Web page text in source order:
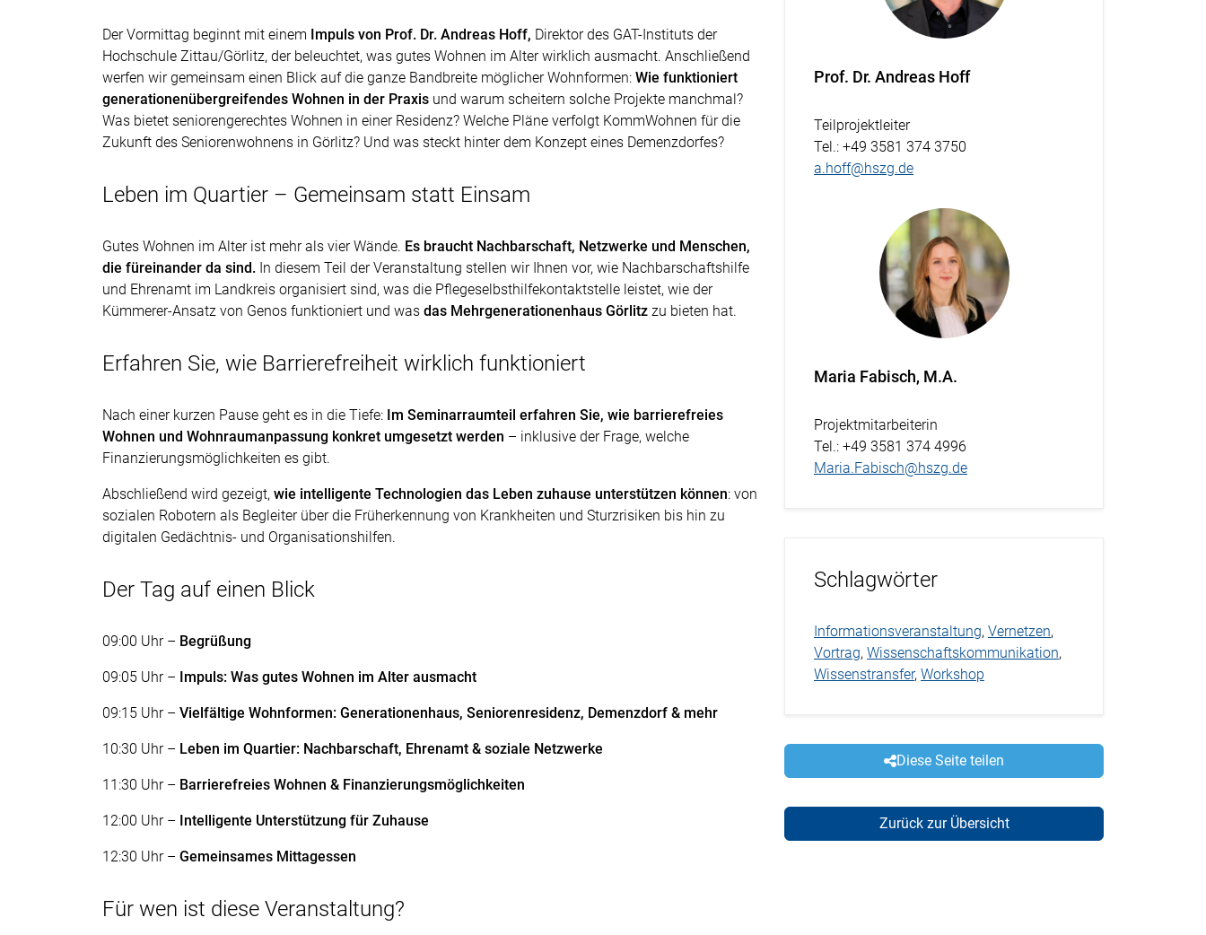
Der Vormittag beginnt mit einem Impuls von Prof. Dr. Andreas Hoff, Direktor des GAT-Instituts der
Hochschule Zittau/Görlitz, der beleuchtet, was gutes Wohnen im Alter wirklich ausmacht. Anschließend
werfen wir gemeinsam einen Blick auf die ganze Bandbreite möglicher Wohnformen: Wie funktioniert
generationenübergreifendes Wohnen in der Praxis und warum scheitern solche Projekte manchmal?
Was bietet seniorengerechtes Wohnen in einer Residenz? Welche Pläne verfolgt KommWohnen für die
Zukunft des Seniorenwohnens in Görlitz? Und was steckt hinter dem Konzept eines Demenzdorfes?
Leben im Quartier – Gemeinsam statt Einsam
Gutes Wohnen im Alter ist mehr als vier Wände. Es braucht Nachbarschaft, Netzwerke und Menschen,
die füreinander da sind. In diesem Teil der Veranstaltung stellen wir Ihnen vor, wie Nachbarschaftshilfe
und Ehrenamt im Landkreis organisiert sind, was die Pflegeselbsthilfekontaktstelle leistet, wie der
Kümmerer-Ansatz von Genos funktioniert und was das Mehrgenerationenhaus Görlitz zu bieten hat.
Erfahren Sie, wie Barrierefreiheit wirklich funktioniert
Nach einer kurzen Pause geht es in die Tiefe: Im Seminarraumteil erfahren Sie, wie barrierefreies
Wohnen und Wohnraumanpassung konkret umgesetzt werden – inklusive der Frage, welche
Finanzierungsmöglichkeiten es gibt.
Abschließend wird gezeigt, wie intelligente Technologien das Leben zuhause unterstützen können: von
sozialen Robotern als Begleiter über die Früherkennung von Krankheiten und Sturzrisiken bis hin zu
digitalen Gedächtnis- und Organisationshilfen.
Der Tag auf einen Blick
09:00 Uhr – Begrüßung
09:05 Uhr – Impuls: Was gutes Wohnen im Alter ausmacht
09:15 Uhr – Vielfältige Wohnformen: Generationenhaus, Seniorenresidenz, Demenzdorf & mehr
10:30 Uhr – Leben im Quartier: Nachbarschaft, Ehrenamt & soziale Netzwerke
11:30 Uhr – Barrierefreies Wohnen & Finanzierungsmöglichkeiten
12:00 Uhr – Intelligente Unterstützung für Zuhause
12:30 Uhr – Gemeinsames Mittagessen
Für wen ist diese Veranstaltung?
Prof. Dr. Andreas Hoff
Teilprojektleiter
Tel.: +49 3581 374 3750
a.hoff@hszg.de
Maria Fabisch, M.A.
Projektmitarbeiterin
Tel.: +49 3581 374 4996
Maria.Fabisch@hszg.de
Schlagwörter
Informationsveranstaltung, Vernetzen,
Vortrag, Wissenschaftskommunikation,
Wissenstransfer, Workshop
Diese Seite teilen
Zurück zur Übersicht